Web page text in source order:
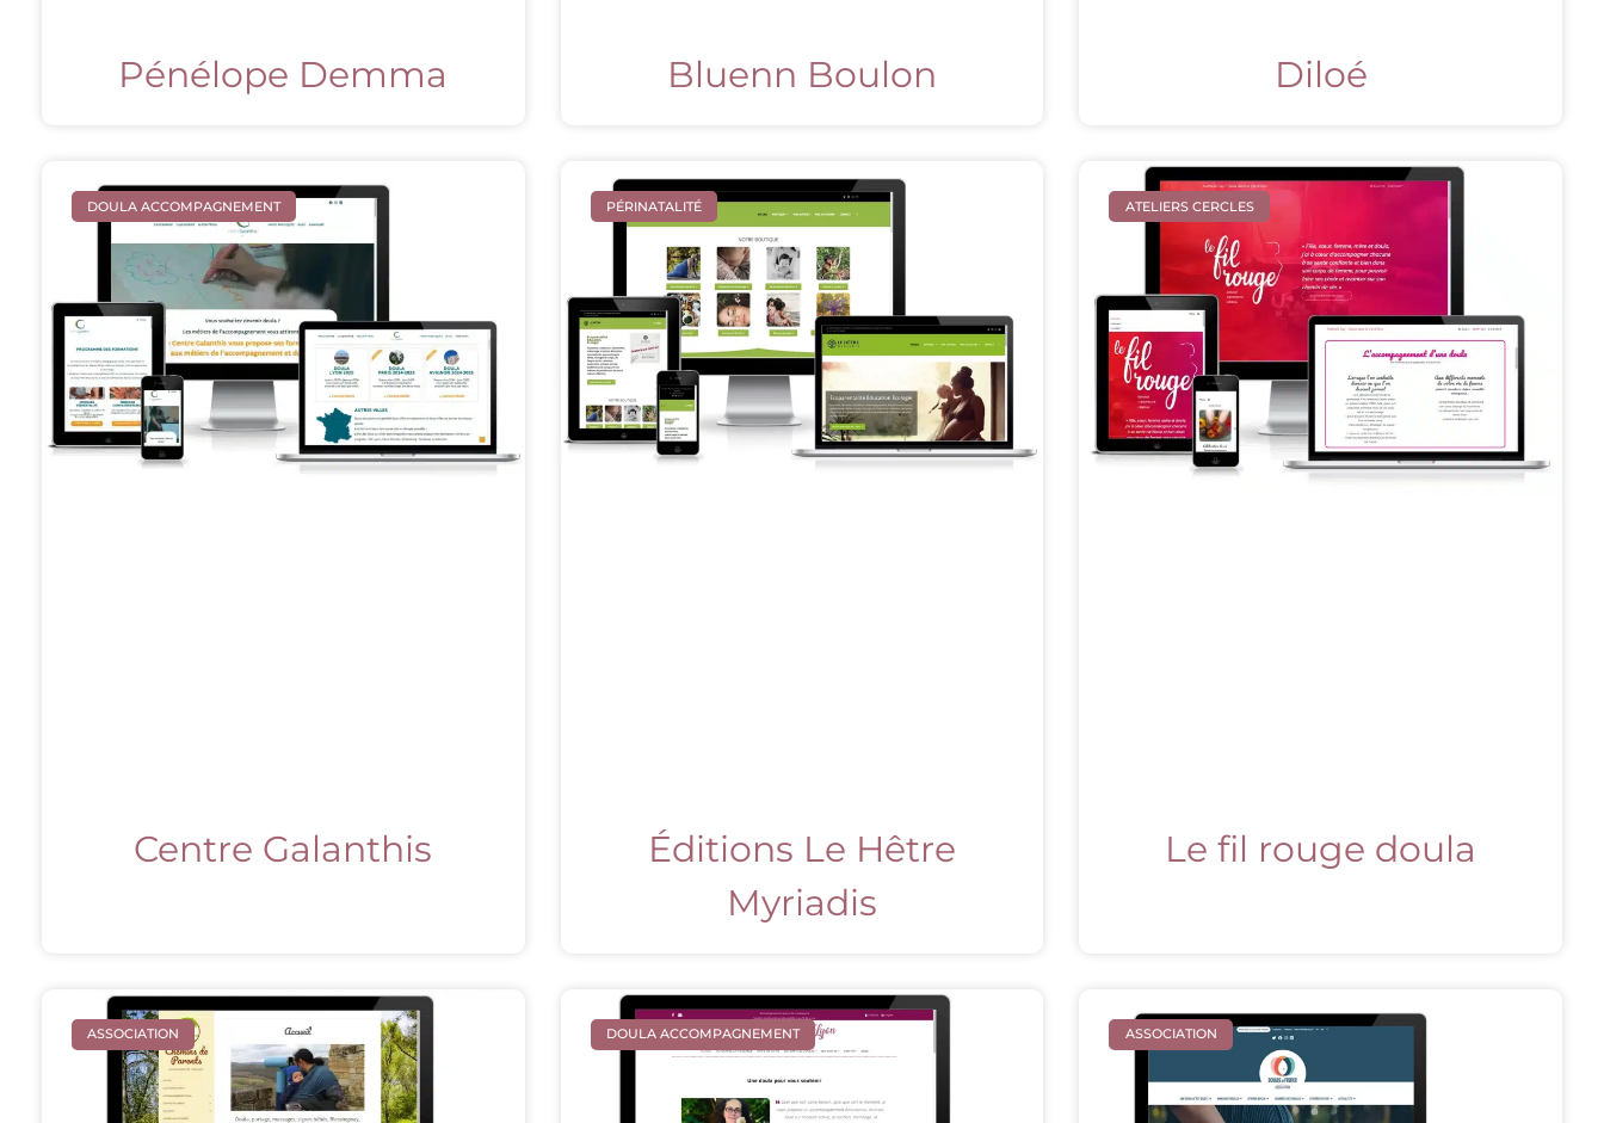
Pénélope Demma Bluenn Boulon Diloé
DOULA ACCOMPAGNEMENT
Centre Galanthis
PÉRINATALITÉ
Éditions Le Hêtre
Myriadis
ATELIERS CERCLES
Le fil rouge doula
ASSOCIATION DOULA ACCOMPAGNEMENT ASSOCIATION